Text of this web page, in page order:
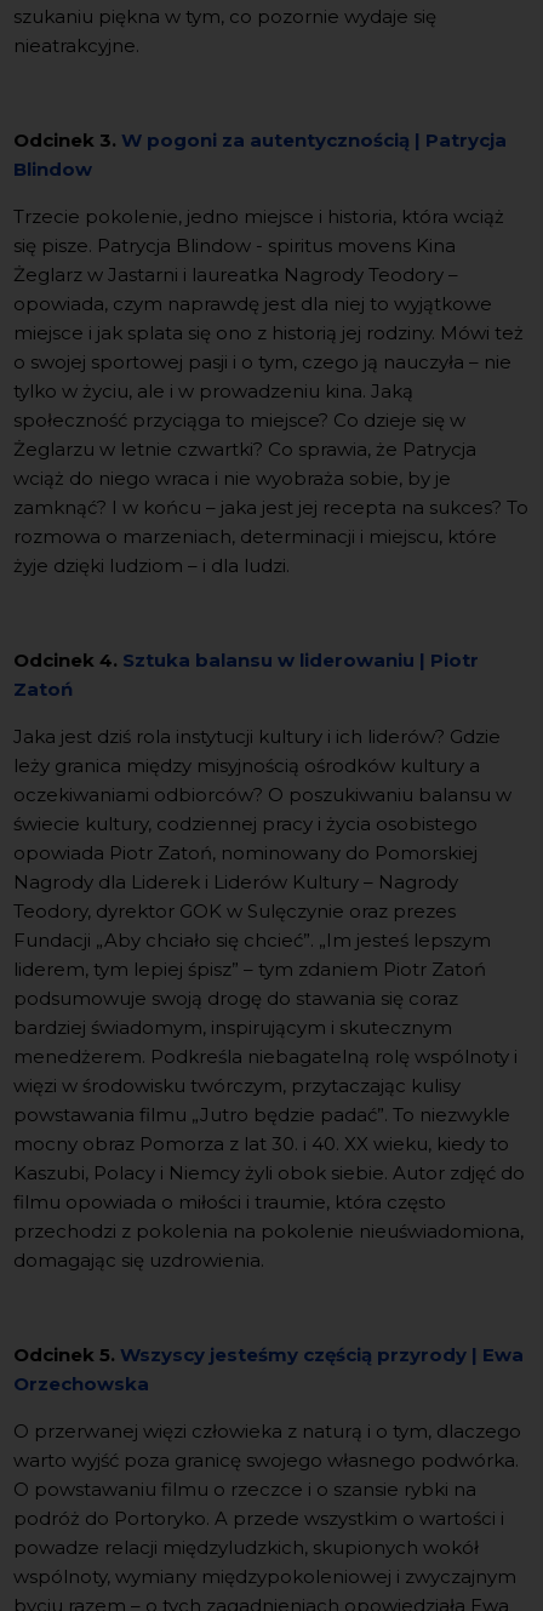
szukaniu piękna w tym, co pozornie wydaje się
nieatrakcyjne.
Odcinek 3.W pogoni za autentycznością | Patrycja
Blindow
Trzecie pokolenie, jedno miejsce i historia, która wciąż
się pisze. Patrycja Blindow - spiritus movens Kina
Żeglarz w Jastarni i laureatka Nagrody Teodory –
opowiada, czym naprawdę jest dla niej to wyjątkowe
miejsce i jak splata się ono z historią jej rodziny. Mówi też
o swojej sportowej pasji i o tym, czego ją nauczyła – nie
tylko w życiu, ale i w prowadzeniu kina. Jaką
społeczność przyciąga to miejsce? Co dzieje się w
Żeglarzu w letnie czwartki? Co sprawia, że Patrycja
wciąż do niego wraca i nie wyobraża sobie, by je
zamknąć? I w końcu – jaka jest jej recepta na sukces? To
rozmowa o marzeniach, determinacji i miejscu, które
żyje dzięki ludziom – i dla ludzi.
Odcinek 4. Sztuka balansu w liderowaniu | Piotr
Zatoń
Jaka jest dziś rola instytucji kultury i ich liderów? Gdzie
leży granica między misyjnością ośrodków kultury a
oczekiwaniami odbiorców? O poszukiwaniu balansu w
świecie kultury, codziennej pracy i życia osobistego
opowiada Piotr Zatoń, nominowany do Pomorskiej
Nagrody dla Liderek i Liderów Kultury – Nagrody
Teodory, dyrektor GOK w Sulęczynie oraz prezes
Fundacji „Aby chciało się chcieć”. „Im jesteś lepszym
liderem, tym lepiej śpisz” – tym zdaniem Piotr Zatoń
podsumowuje swoją drogę do stawania się coraz
bardziej świadomym, inspirującym i skutecznym
menedżerem. Podkreśla niebagatelną rolę wspólnoty i
więzi w środowisku twórczym, przytaczając kulisy
powstawania filmu „Jutro będzie padać”. To niezwykle
mocny obraz Pomorza z lat 30. i 40. XX wieku, kiedy to
Kaszubi, Polacy i Niemcy żyli obok siebie. Autor zdjęć do
filmu opowiada o miłości i traumie, która często
przechodzi z pokolenia na pokolenie nieuświadomiona,
domagając się uzdrowienia.
Odcinek 5.Wszyscy jesteśmy częścią przyrody | Ewa
Orzechowska
O przerwanej więzi człowieka z naturą i o tym, dlaczego
warto wyjść poza granicę swojego własnego podwórka.
O powstawaniu filmu o rzeczce i o szansie rybki na
podróż do Portoryko. A przede wszystkim o wartości i
powadze relacji międzyludzkich, skupionych wokół
wspólnoty, wymiany międzypokoleniowej i zwyczajnym
byciu razem – o tych zagadnieniach opowiedziała Ewa